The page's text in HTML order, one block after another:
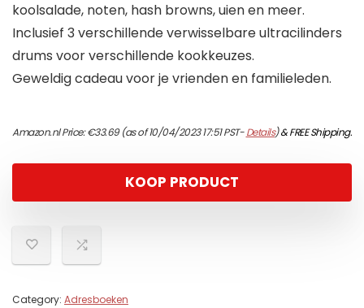
koolsalade, noten, hash browns, uien en meer.
Inclusief 3 verschillende verwisselbare ultracilinders
drums voor verschillende kookkeuzes.
Geweldig cadeau voor je vrienden en familieleden.
Amazon.nl Price:€33.69(as of 10/04/2023 17:51 PST-Details)&FREE Shipping.
KOOP PRODUCT
Category: Adresboeken